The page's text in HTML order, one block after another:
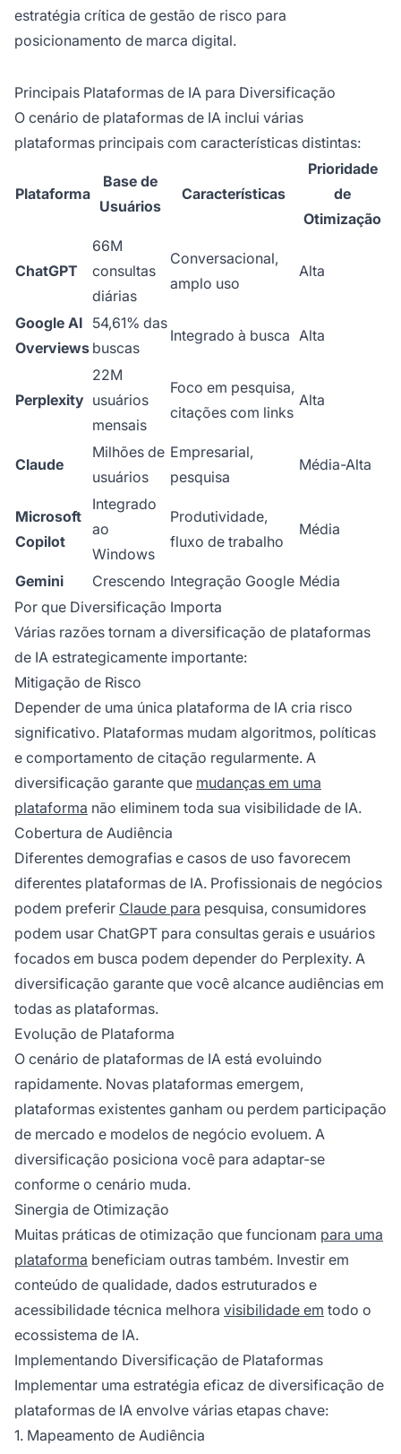
estratégia crítica de gestão de risco para
posicionamento de marca digital.
Principais Plataformas de IA para Diversificação
O cenário de plataformas de IA inclui várias
plataformas principais com características distintas:
Plataforma
Base de
Usuários
Características
Prioridade
de
Otimização
ChatGPT
66M
consultas
diárias
Conversacional,
amplo uso
Alta
Google AI
Overviews
54,61% das
buscas
Integrado à busca Alta
Perplexity
22M
usuários
mensais
Foco em pesquisa,
citações com links
Alta
Claude
Milhões de
usuários
Empresarial,
pesquisa
Média-Alta
Microsoft
Copilot
Integrado
ao
Windows
Produtividade,
fluxo de trabalho
Média
Gemini Crescendo Integração Google Média
Por que Diversificação Importa
Várias razões tornam a diversificação de plataformas
de IA estrategicamente importante:
Mitigação de Risco
Depender de uma única plataforma de IA cria risco
significativo. Plataformas mudam algoritmos, políticas
e comportamento de citação regularmente. A
diversificação garante que mudanças em uma
plataforma não eliminem toda sua visibilidade de IA.
Cobertura de Audiência
Diferentes demografias e casos de uso favorecem
diferentes plataformas de IA. Profissionais de negócios
podem preferir Claude para pesquisa, consumidores
podem usar ChatGPT para consultas gerais e usuários
focados em busca podem depender do Perplexity. A
diversificação garante que você alcance audiências em
todas as plataformas.
Evolução de Plataforma
O cenário de plataformas de IA está evoluindo
rapidamente. Novas plataformas emergem,
plataformas existentes ganham ou perdem participação
de mercado e modelos de negócio evoluem. A
diversificação posiciona você para adaptar-se
conforme o cenário muda.
Sinergia de Otimização
Muitas práticas de otimização que funcionam para uma
plataforma beneficiam outras também. Investir em
conteúdo de qualidade, dados estruturados e
acessibilidade técnica melhora visibilidade em todo o
ecossistema de IA.
Implementando Diversificação de Plataformas
Implementar uma estratégia eficaz de diversificação de
plataformas de IA envolve várias etapas chave:
1. Mapeamento de Audiência